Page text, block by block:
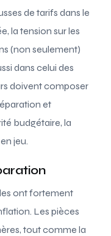
de tarifs dans le
la tension sur les
(non seulement)
dans celui des
doivent composer
et
budgétaire, la
jeu.
ont fortement
Les pièces
tout comme la